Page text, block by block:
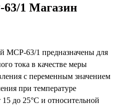
1 Магазин
МСР-63/1 предназначены для
тока в качестве меры
с переменным значением
при температуре
до 25°С и относительной